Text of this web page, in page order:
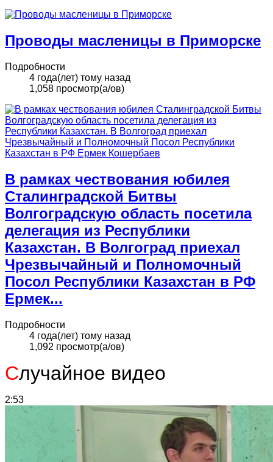
Проводы масленицы в Приморске
Подробности
4 года(лет) тому назад
1,058 просмотр(а/ов)
В рамках чествования юбилея
Сталинградской Битвы
Волгоградскую область посетила
делегация из Республики
Казахстан. В Волгоград приехал
Чрезвычайный и Полномочный
Посол Республики Казахстан в РФ
Ермек...
Подробности
4 года(лет) тому назад
1,092 просмотр(а/ов)
Случайное видео
2:53